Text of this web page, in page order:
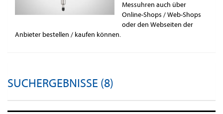
Messuhren auch über
Online-Shops / Web-Shops
oder den Webseiten der
Anbieter bestellen / kaufen können.
SUCHERGEBNISSE (8)